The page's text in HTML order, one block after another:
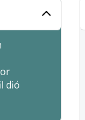
dió